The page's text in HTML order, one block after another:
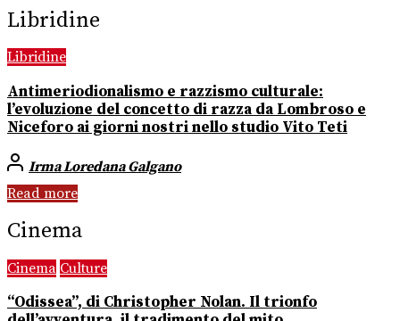
Libridine
Libridine
Antimeriodionalismo e razzismo culturale:
l’evoluzione del concetto di razza da Lombroso e
Niceforo ai giorni nostri nello studio Vito Teti
Irma Loredana Galgano
Read more
Cinema
Cinema Culture
“Odissea”, di Christopher Nolan. Il trionfo